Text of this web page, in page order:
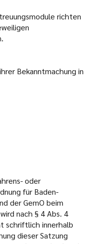
richten
Bekanntmachung in
oder
für Baden-
der GemO beim
nach § 4 Abs. 4
schriftlich innerhalb
dieser Satzung